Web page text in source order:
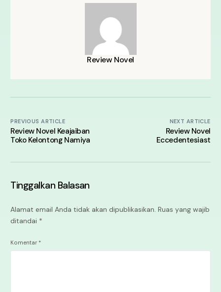
Review Novel
PREVIOUS ARTICLE
Review Novel Keajaiban
Toko Kelontong Namiya
NEXT ARTICLE
Review Novel
Eccedentesiast
Tinggalkan Balasan
Alamat email Anda tidak akan dipublikasikan. Ruas yang wajib
ditandai *
Komentar *